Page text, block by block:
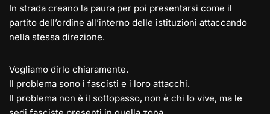
In strada creano la paura per poi presentarsi come il
partito dell’ordine all’interno delle istituzioni attaccando
nella stessa direzione.
Vogliamo dirlo chiaramente.
Il problema sono i fascisti e i loro attacchi.
Il problema non è il sottopasso, non è chi lo vive, ma le